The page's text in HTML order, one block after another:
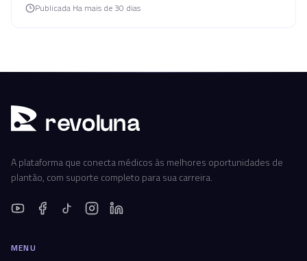
Publicada Ha mais de 30 dias
revoluna
A plataforma que conecta médicos às melhores oportunidades de
plantão, com suporte completo para sua carreira.
MENU